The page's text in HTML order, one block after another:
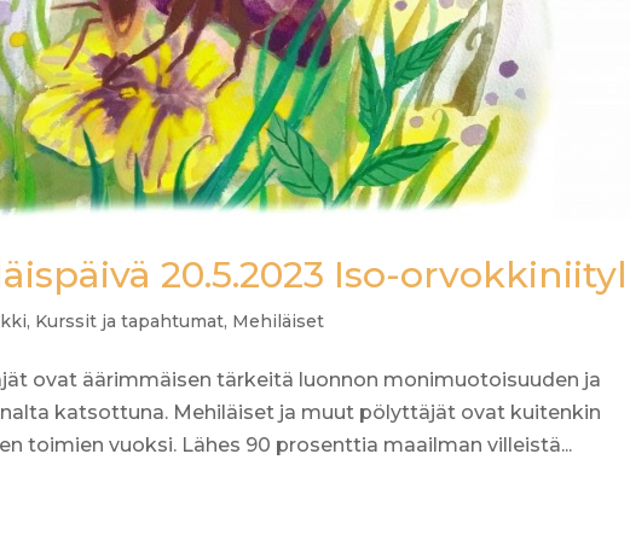
20.5.2023 Iso-
, Kurssit ja tapahtumat, Mehiläiset
ovat äärimmäisen tärkeitä luonnon monimuotoisuuden ja
katsottuna. Mehiläiset ja muut pölyttäjät ovat kuitenkin
toimien vuoksi. Lähes 90 prosenttia maailman villeistä...